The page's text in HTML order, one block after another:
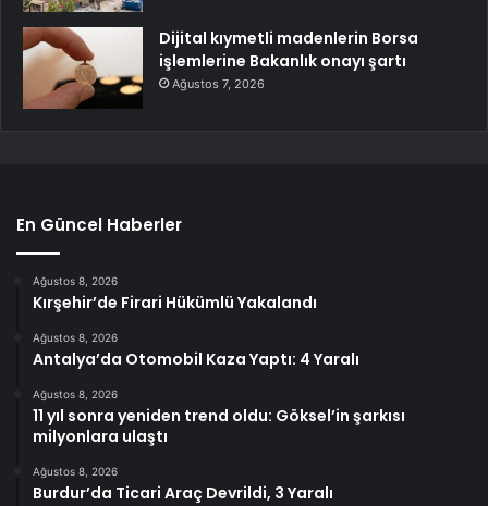
Dijital kıymetli madenlerin Borsa
işlemlerine Bakanlık onayı şartı
Ağustos 7, 2026
En Güncel Haberler
Ağustos 8, 2026
Kırşehir’de Firari Hükümlü Yakalandı
Ağustos 8, 2026
Antalya’da Otomobil Kaza Yaptı: 4 Yaralı
Ağustos 8, 2026
11 yıl sonra yeniden trend oldu: Göksel’in şarkısı
milyonlara ulaştı
Ağustos 8, 2026
Burdur’da Ticari Araç Devrildi, 3 Yaralı